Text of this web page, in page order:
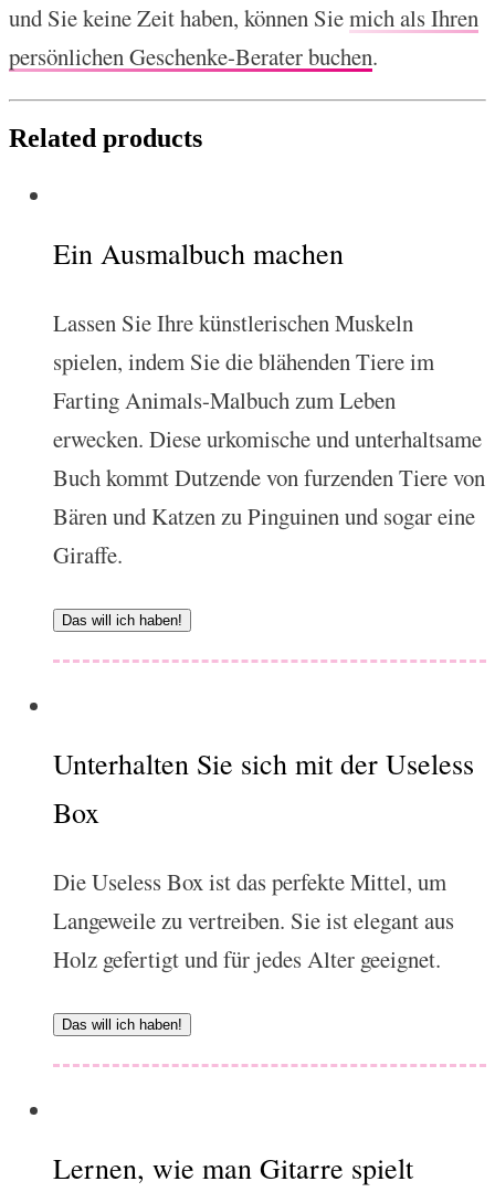
und Sie keine Zeit haben, können Siemich als Ihren
persönlichen Geschenke-Berater buchen.
Related products
Ein Ausmalbuch machen
Lassen Sie Ihre künstlerischen Muskeln
spielen, indem Sie die blähenden Tiere im
Farting Animals-Malbuch zum Leben
erwecken. Diese urkomische und unterhaltsame
Buch kommt Dutzende von furzenden Tiere von
Bären und Katzen zu Pinguinen und sogar eine
Giraffe.
Das will ich haben!
Unterhalten Sie sich mit der Useless
Box
Die Useless Box ist das perfekte Mittel, um
Langeweile zu vertreiben. Sie ist elegant aus
Holz gefertigt und für jedes Alter geeignet.
Das will ich haben!
Lernen, wie man Gitarre spielt